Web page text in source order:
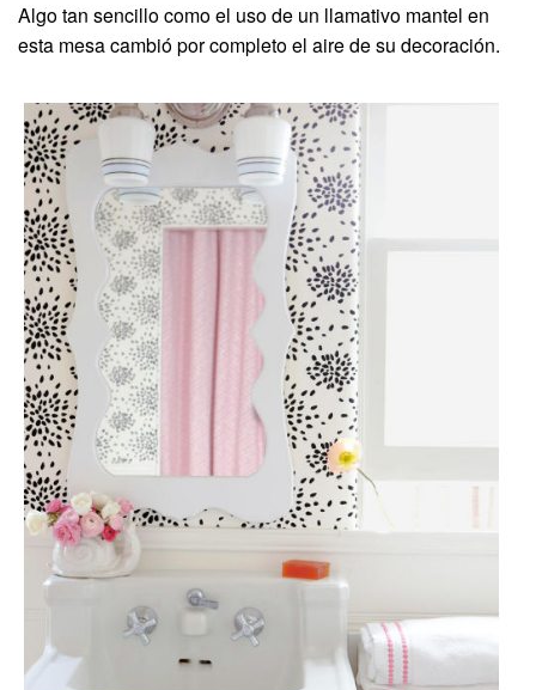
Algo tan sencillo como el uso de un llamativo mantel en
esta mesa cambió por completo el aire de su decoración.